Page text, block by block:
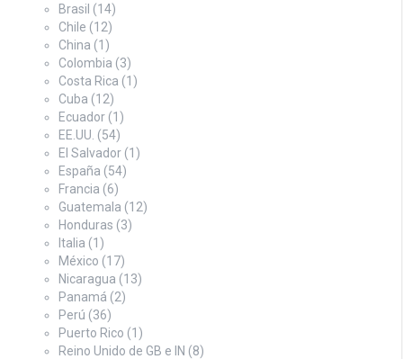
Brasil (14)
Chile (12)
China (1)
Colombia (3)
Costa Rica (1)
Cuba (12)
Ecuador (1)
EE.UU. (54)
El Salvador (1)
España (54)
Francia (6)
Guatemala (12)
Honduras (3)
Italia (1)
México (17)
Nicaragua (13)
Panamá (2)
Perú (36)
Puerto Rico (1)
Reino Unido de GB e IN (8)